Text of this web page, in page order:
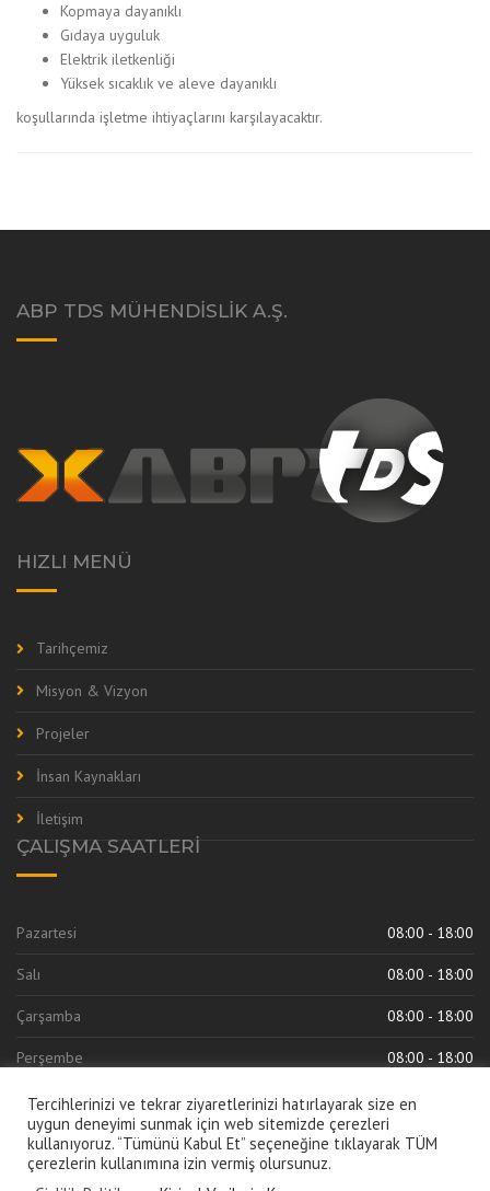
Kopmaya dayanıklı
Gıdaya uyguluk
Elektrik iletkenliği
Yüksek sıcaklık ve aleve dayanıklı
koşullarında işletme ihtiyaçlarını karşılayacaktır.
ABP TDS MÜHENDISLIK A.Ş.
HIZLI MENÜ
Tarihçemiz
Misyon & Vizyon
Projeler
İnsan Kaynakları
İletişim
ÇALIŞMA SAATLERI
Pazartesi 08:00 - 18:00
Salı 08:00 - 18:00
Çarşamba 08:00 - 18:00
Perşembe 08:00 - 18:00
Cuma 08:00 - 18:00
Tercihlerinizi ve tekrar ziyaretlerinizi hatırlayarak size en
uygun deneyimi sunmak için web sitemizde çerezleri
kullanıyoruz. “Tümünü Kabul Et” seçeneğine tıklayarak TÜM
çerezlerin kullanımına izin vermiş olursunuz.